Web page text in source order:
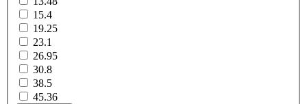
15.4
19.25
23.1
26.95
30.8
38.5
45.36